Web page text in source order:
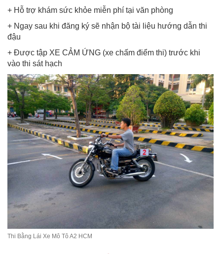
+ Hỗ trợ khám sức khỏe miễn phí tại văn phòng
+ Ngay sau khi đăng ký sẽ nhận bộ tài liệu hướng dẫn thi
đậu
+ Được tập XE CẢM ỨNG (xe chấm điểm thi) trước khi
vào thi sát hạch
Thi Bằng Lái Xe Mô Tô A2 HCM